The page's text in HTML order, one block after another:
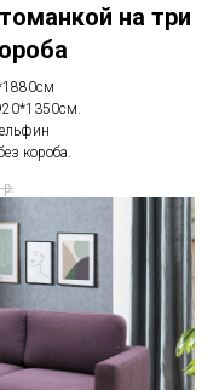
на три
короба.
р.